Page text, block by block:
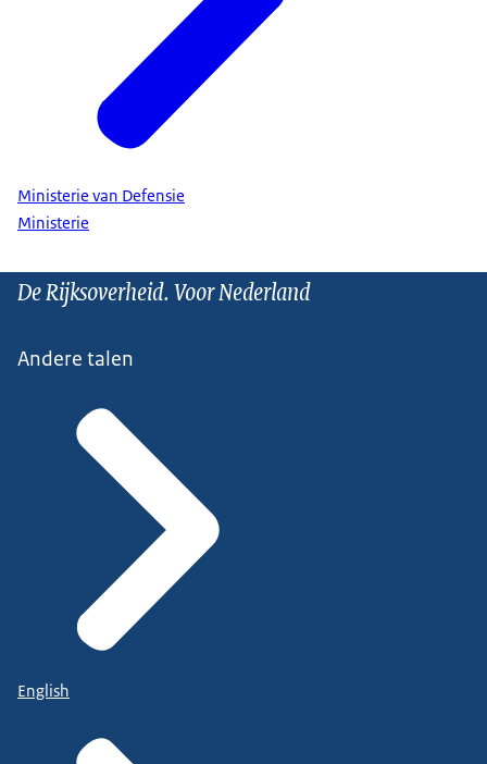
Ministerie van Defensie
Ministerie
De Rijksoverheid. Voor Nederland
Andere talen
English